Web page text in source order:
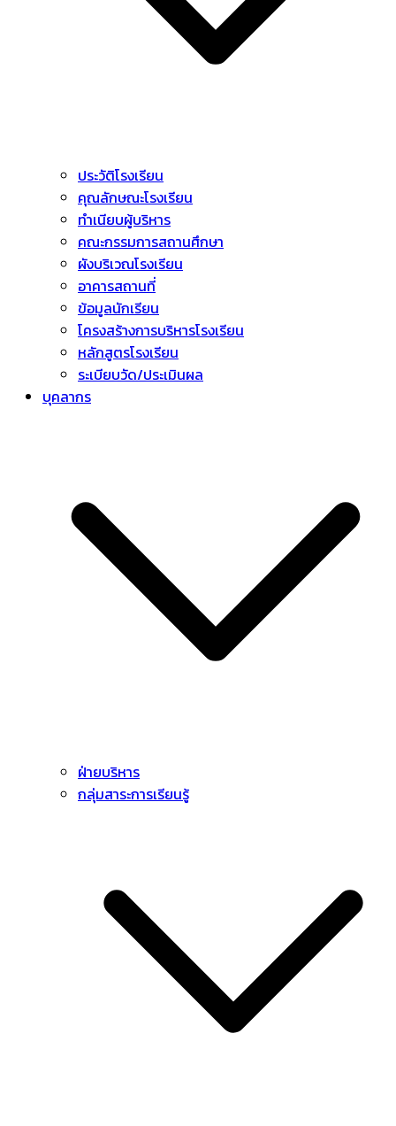
ประวัติโรงเรียน
คุณลักษณะโรงเรียน
ทำเนียบผู้บริหาร
คณะกรรมการสถานศึกษา
ผังบริเวณโรงเรียน
อาคารสถานที่
ข้อมูลนักเรียน
โครงสร้างการบริหารโรงเรียน
หลักสูตรโรงเรียน
ระเบียบวัด/ประเมินผล
บุคลากร
ฝ่ายบริหาร
กลุ่มสาระการเรียนรู้